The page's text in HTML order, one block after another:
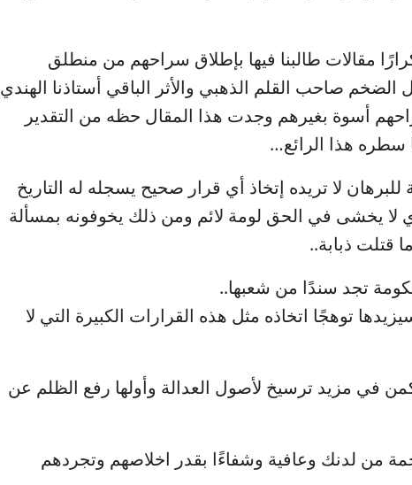
مقالات طالبنا فيها بإطلاق سراحهم من منطلق
صاحب القلم الذهبي والأثر الباقي أستاذنا الهندي
أسوة بغيرهم وجدت هذا المقال حظه من التقدير
سطره هذا الرائع…
لا تريده إتخاذ أي قرار صحيح يسجله له التاريخ
لا يخشى في الحق لومة لائم ومن ذلك يخوفونه بمسألة
قتلت ذبابة..
تجد سندًا من شعبها..
توهجًا اتخاذه مثل هذه القرارات الكبيرة التي لا
في مزيد ترسيخ لأصول العدالة وأولها رفع الظلم عن
من لدنك وعافية وشفاءًا بقدر اخلاصهم وتجردهم